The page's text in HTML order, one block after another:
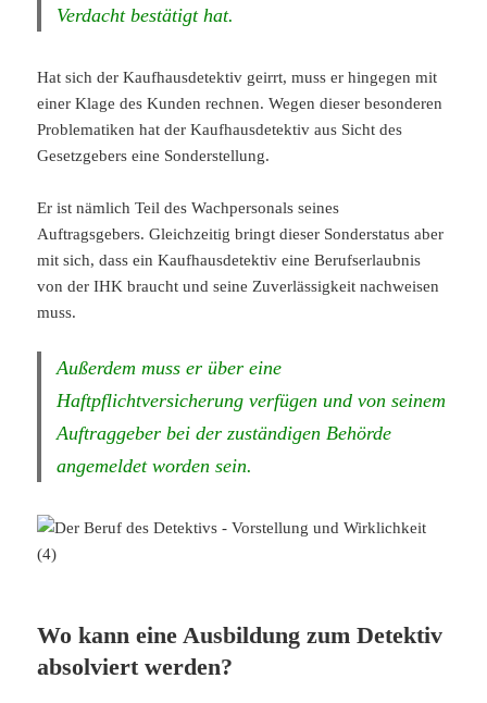
Verdacht bestätigt hat.
Hat sich der Kaufhausdetektiv geirrt, muss er hingegen mit
einer Klage des Kunden rechnen. Wegen dieser besonderen
Problematiken hat der Kaufhausdetektiv aus Sicht des
Gesetzgebers eine Sonderstellung.
Er ist nämlich Teil des Wachpersonals seines
Auftragsgebers. Gleichzeitig bringt dieser Sonderstatus aber
mit sich, dass ein Kaufhausdetektiv eine Berufserlaubnis
von der IHK braucht und seine Zuverlässigkeit nachweisen
muss.
Außerdem muss er über eine
Haftpflichtversicherung verfügen und von seinem
Auftraggeber bei der zuständigen Behörde
angemeldet worden sein.
Wo kann eine Ausbildung zum Detektiv
absolviert werden?